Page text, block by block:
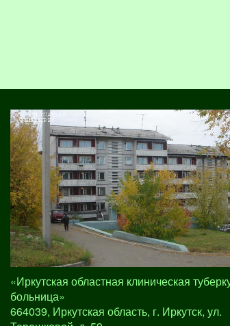
«Иркутская областная клиническая
больница»
664039, Иркутская область, г. Иркутск, ул.